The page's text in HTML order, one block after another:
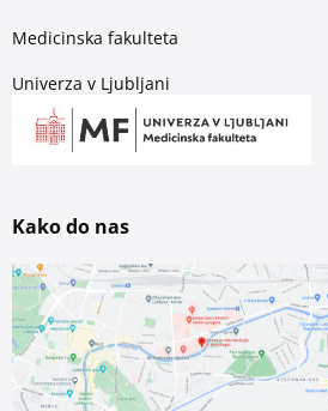
Medicinska fakulteta
Univerza v Ljubljani
Kako do nas